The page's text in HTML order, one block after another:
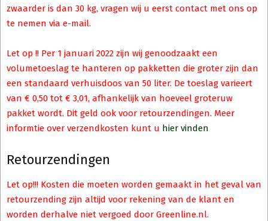
zwaarder is dan 30 kg, vragen wij u eerst contact met ons op
te nemen via e-mail.
Let op !! Per 1 januari 2022 zijn wij genoodzaakt een
volumetoeslag te hanteren op pakketten die groter zijn dan
een standaard verhuisdoos van 50 liter. De toeslag varieert
van € 0,50 tot € 3,01, afhankelijk van hoeveel groteruw
pakket wordt. Dit geld ook voor retourzendingen. Meer
informtie over verzendkosten kunt u hier vinden
Retourzendingen
Let op!!! Kosten die moeten worden gemaakt in het geval van
retourzending zijn altijd voor rekening van de klant en
worden derhalve niet vergoed door Greenline.nl.